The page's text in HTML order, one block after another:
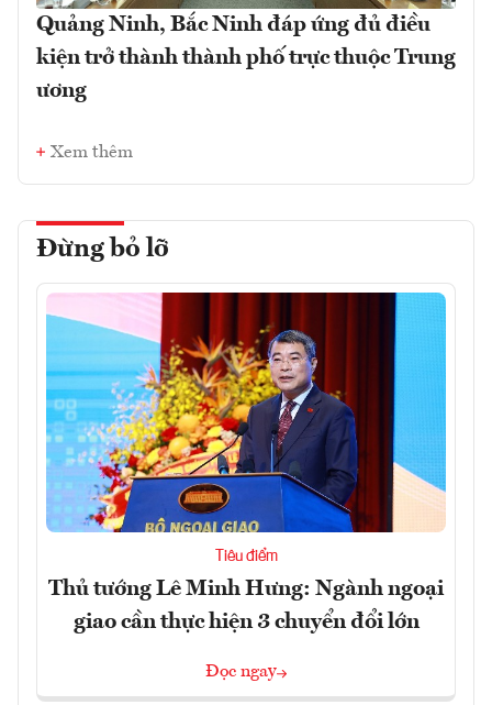
Quảng Ninh, Bắc Ninh đáp ứng đủ điều
kiện trở thành thành phố trực thuộc Trung
ương
Xem thêm
Đừng bỏ lỡ
Tiêu điểm
Thủ tướng Lê Minh Hưng: Ngành ngoại
giao cần thực hiện 3 chuyển đổi lớn
Đọc ngay